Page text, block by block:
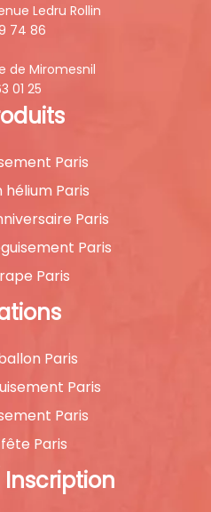
Ledru Rollin
74 86
de Miromesnil
01 25
Paris
hélium Paris
Paris
Paris
Paris
Paris
Paris
Paris
Paris